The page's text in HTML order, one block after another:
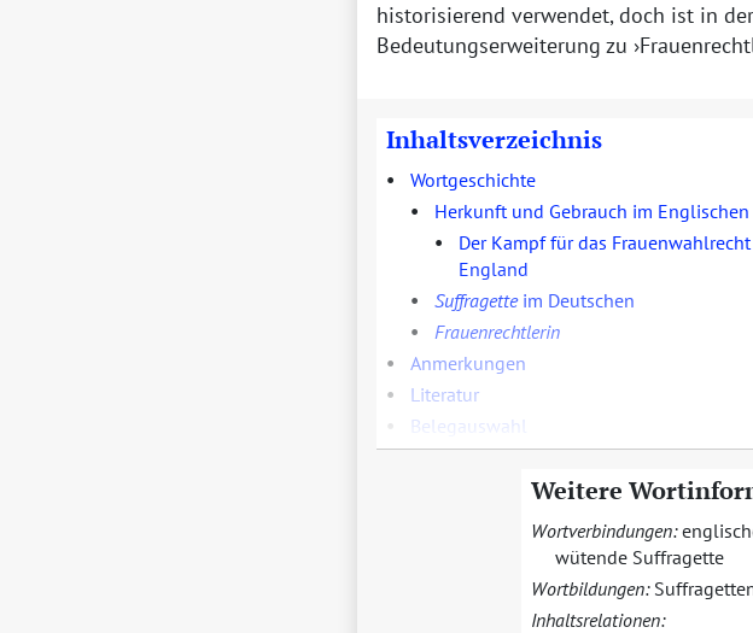
historisierend verwendet, doch ist in
Bedeutungserweiterung zu
Inhaltsverzeichnis
•
Wortgeschichte
•
Herkunft und Gebrauch im Englischen
•
Der Kampf für das
England
•
Suffragetteim Deutschen
•
Frauenrechtlerin
•
Anmerkungen
•
Literatur
Belegauswahl
Weitere
Wortverbindungen:
wütende Suffragette
Wortbildungen:
Inhaltsrelationen: